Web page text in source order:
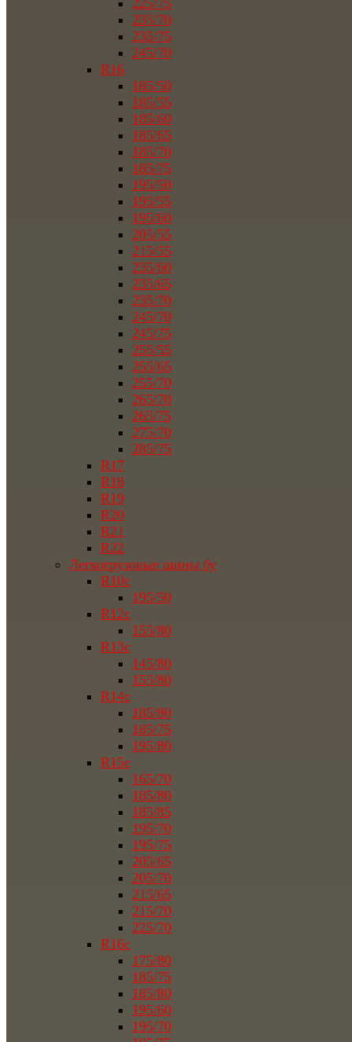
225/75
235/70
235/75
245/70
R16
185/50
185/55
185/60
185/65
185/70
185/75
195/50
195/55
195/60
205/55
215/55
235/60
235/65
235/70
245/70
245/75
255/55
255/65
255/70
265/70
265/75
275/70
285/75
R17
R18
R19
R20
R21
R22
Легкогрузовые шины бу
R10c
195/50
R12c
155/80
R13c
145/80
155/80
R14c
185/80
185/75
195/80
R15c
165/70
185/80
185/85
195/70
195/75
205/65
205/70
215/65
215/70
225/70
R16c
175/80
185/75
185/80
195/60
195/70